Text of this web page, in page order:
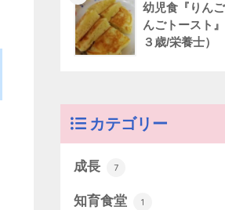
幼児食『りん
んごトースト
３歳/栄養士）
カテゴリー
成長 7
知育食堂 1